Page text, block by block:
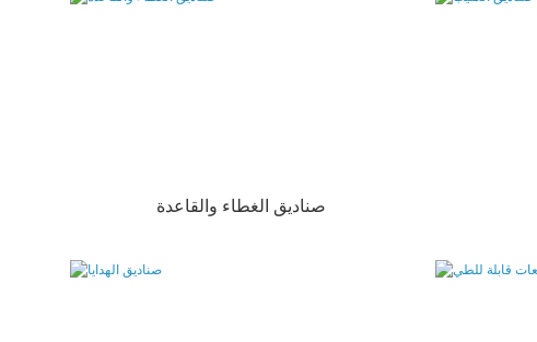
صناديق الغطاء والقاعدة